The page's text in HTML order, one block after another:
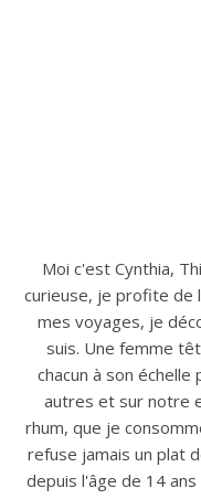
Moi c'est Cynthia,
curieuse, je profite de
mes voyages, je
suis. Une femme
chacun à son
autres et sur notre
rhum, que je
refuse jamais un plat
depuis l'âge de 14